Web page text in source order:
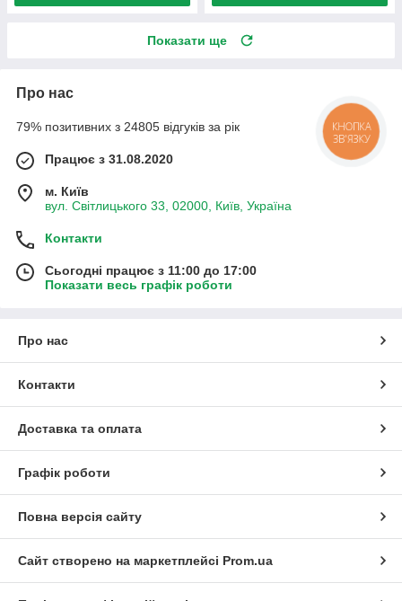
Показати ще
Про нас
79% позитивних з 24805 відгуків за рік
Працює з 31.08.2020
м. Київ
вул. Світлицького 33, 02000, Київ, Україна
Контакти
Сьогодні працює з 11:00 до 17:00
Показати весь графік роботи
Про нас
Контакти
Доставка та оплата
Графік роботи
Повна версія сайту
Сайт створено на маркетплейсі Prom.ua
КНОПКА
ЗВ'ЯЗКУ